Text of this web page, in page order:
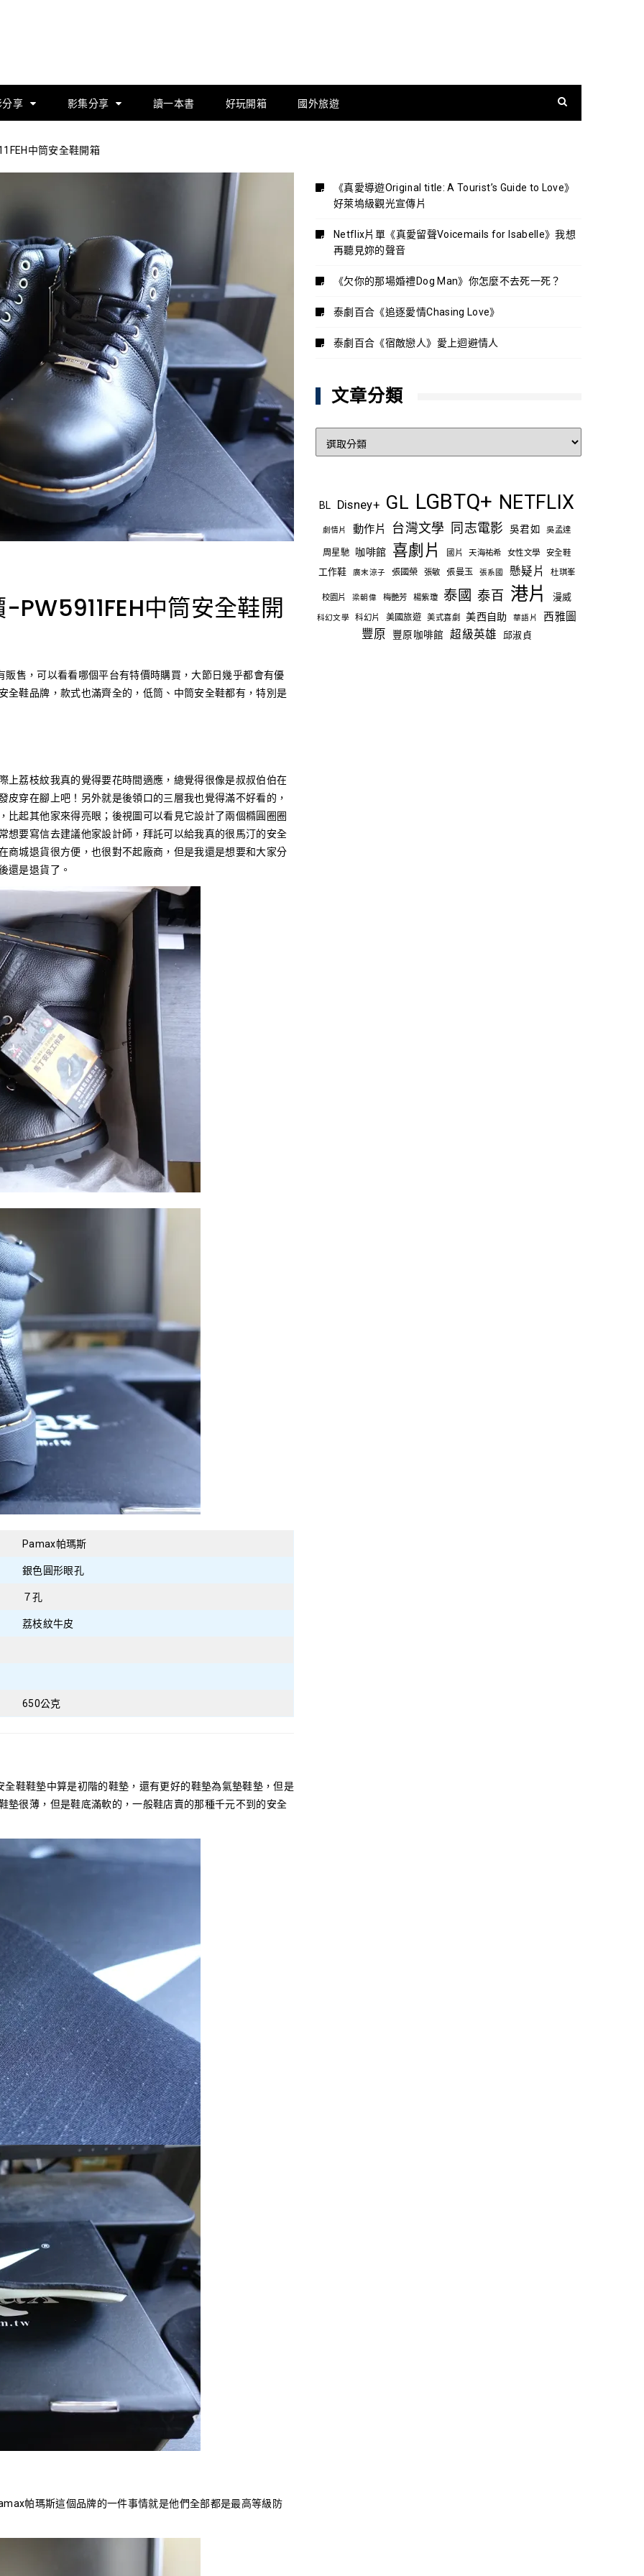
分享 影集分享 讀一本書 好玩開箱 國外旅遊
中筒安全鞋開箱
中筒安全鞋開
，可以看看哪個平台有特價時購買，大節日幾乎都會有優
全鞋品牌，款式也滿齊全的，低筒、中筒安全鞋都有，特別是
荔枝紋我真的覺得要花時間適應，總覺得很像是叔叔伯伯在
穿在腳上吧！另外就是後領口的三層我也覺得滿不好看的，
起其他家來得亮眼；後視圖可以看見它設計了兩個橢圓圈圈
想要寫信去建議他家設計師，拜託可以給我真的很馬汀的安全
商城退貨很方便，也很對不起廠商，但是我還是想要和大家分
還是退貨了。
Pamax帕瑪斯
銀色圓形眼孔
７孔
荔枝紋牛皮
650公克
鞋鞋墊中算是初階的鞋墊，還有更好的鞋墊為氣墊鞋墊，但是
墊很薄，但是鞋底滿軟的，一般鞋店賣的那種千元不到的安全
帕瑪斯這個品牌的一件事情就是他們全部都是最高等級防
《真愛導遊Original title: A Tourist’s Guide to Love》
好萊塢級觀光宣傳片
Netflix片單《真愛留聲Voicemails for Isabelle》我想
再聽見妳的聲音
《欠你的那場婚禮Dog Man》你怎麼不去死一死？
泰劇百合《追逐愛情Chasing Love》
泰劇百合《宿敵戀人》愛上迴避情人
文章分類
BL
Disney+ GL LGBTQ+ NETFLIX
劇情片 動作片 台灣文學 同志電影 吳君如 吳孟達
周星馳 咖啡館 喜劇片 國片 天海祐希 女性文學 安全鞋
工作鞋 廣末涼子 張國榮 張敏 張曼玉 張系國 懸疑片 杜琪峯
校園片 梁朝偉 梅艷芳 楊紫瓊 泰國 泰百 港片 漫威
科幻文學 科幻片 美國旅遊 美式喜劇 美西自助 華語片 西雅圖
豐原 豐原咖啡館 超級英雄 邱淑貞